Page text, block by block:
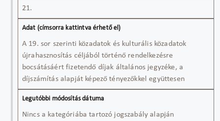
21.
A 19. sor szerinti közadatok és kulturális közadatok
újrahasznosítás céljából történő rendelkezésre
bocsátásáért fizetendő díjak általános jegyzéke, a
díjszámítás alapját képező tényezőkkel együttesen
Nincs a kategóriába tartozó jogszabály alapján